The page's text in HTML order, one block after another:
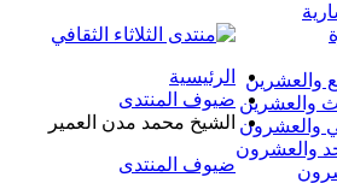
والعشرين
والعشرين
والعشرون
والعشرون
الرئيسية
ضيوف المنتدى
الشيخ محمد مدن العمير
ضيوف المنتدى